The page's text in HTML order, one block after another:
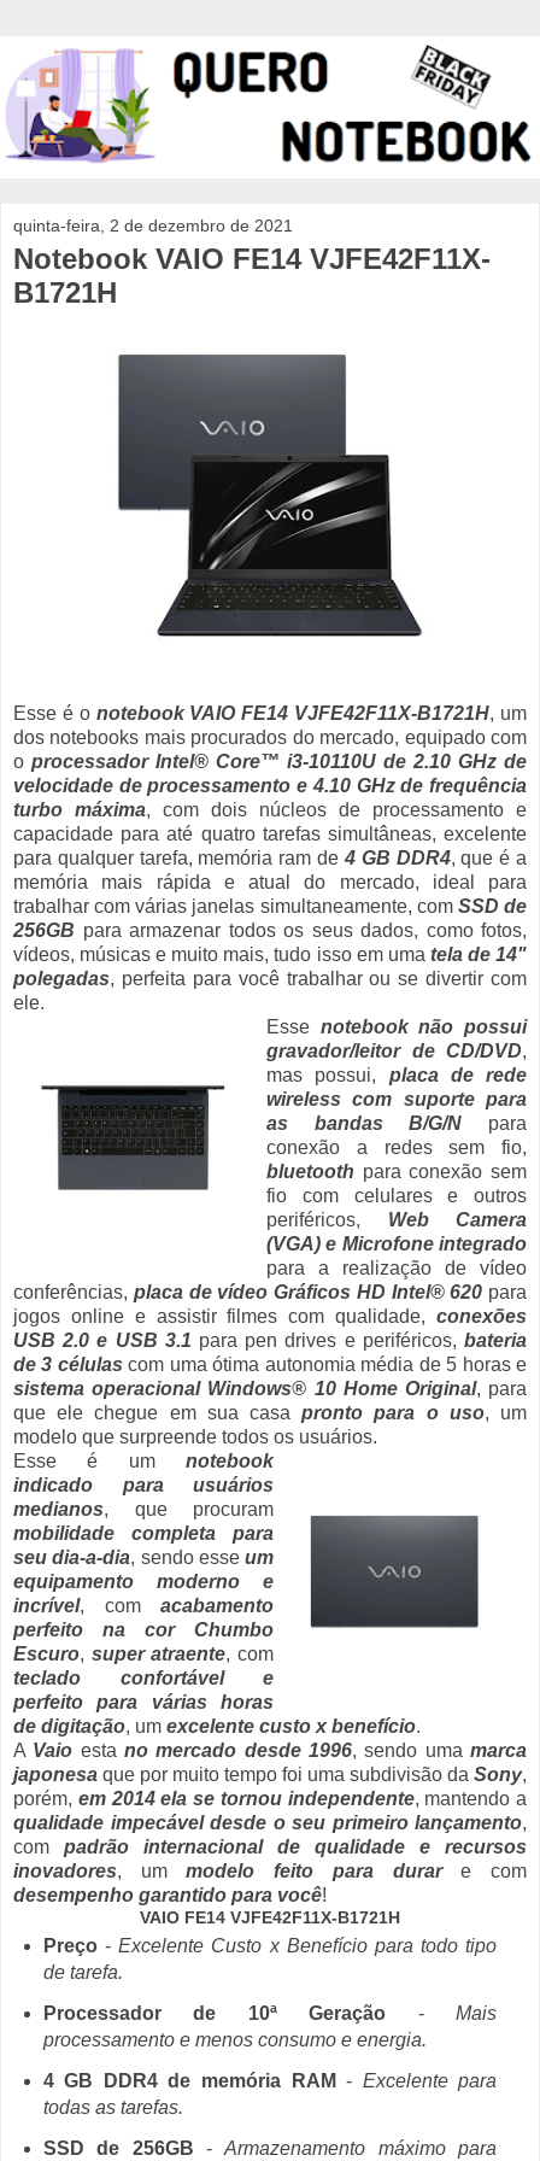
quinta-feira, 2 de dezembro de 2021
Notebook VAIO FE14 VJFE42F11X-
B1721H
Esse é o notebook VAIO FE14 VJFE42F11X-B1721H, um
dos notebooks mais procurados do mercado, equipado com
o processador Intel® Core™ i3-10110U de 2.10 GHz de
velocidade de processamento e 4.10 GHz de frequência
turbo máxima, com dois núcleos de processamento e
capacidade para até quatro tarefas simultâneas, excelente
para qualquer tarefa, memória ram de4 GB DDR4, que é a
memória mais rápida e atual do mercado, ideal para
trabalhar com várias janelas simultaneamente, com SSD de
256GB para armazenar todos os seus dados, como fotos,
vídeos, músicas e muito mais, tudo isso em uma tela de 14"
polegadas, perfeita para você trabalhar ou se divertir com
ele.
Esse notebook não possui
gravador/leitor de CD/DVD,
mas possui, placa de rede
wireless com suporte para
as bandas B/G/N para
conexão a redes sem fio,
bluetooth para conexão sem
fio com celulares e outros
periféricos, Web Camera
(VGA) e Microfone integrado
para a realização de vídeo
conferências, placa de vídeo Gráficos HD Intel® 620 para
jogos online e assistir filmes com qualidade, conexões
USB 2.0 e USB 3.1 para pen drives e periféricos,bateria
de 3 células com uma ótima autonomia média de 5 horas e
sistema operacional Windows® 10 Home Original, para
que ele chegue em sua casapronto para o uso, um
modelo que surpreende todos os usuários.
Esse é um notebook
indicado para usuários
medianos, que procuram
mobilidade completa para
seu dia-a-dia, sendo esse um
equipamento moderno e
incrível, com acabamento
perfeito na cor Chumbo
Escuro, super atraente, com
teclado confortável e
perfeito para várias horas
de digitação, um excelente custo x benefício.
A Vaio estano mercado desde 1996, sendo umamarca
japonesa que por muito tempo foi uma subdivisão da Sony,
porém, em 2014 ela se tornou independente, mantendo a
qualidade impecável desde o seu primeiro lançamento,
com padrão internacional de qualidade e recursos
inovadores, ummodelo feito para durare com
desempenho garantido para você!
VAIO FE14 VJFE42F11X-B1721H
Preço-Excelente Custo x Benefício para todo tipo
de tarefa.
Processador de 10ª Geração -Mais
processamento e menos consumo e energia.
4 GB DDR4 de memória RAM - Excelente para
todas as tarefas.
SSD de 256GB -Armazenamento máximo para